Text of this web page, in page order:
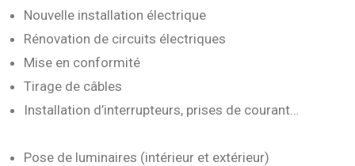
Nouvelle installation électrique
Rénovation de circuits électriques
Mise en conformité
Tirage de câbles
Installation d’interrupteurs, prises de courant…
Pose de luminaires (intérieur et extérieur)